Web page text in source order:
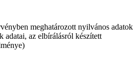
meghatározott nyilvános adatok
adatai, az elbírálásról készített